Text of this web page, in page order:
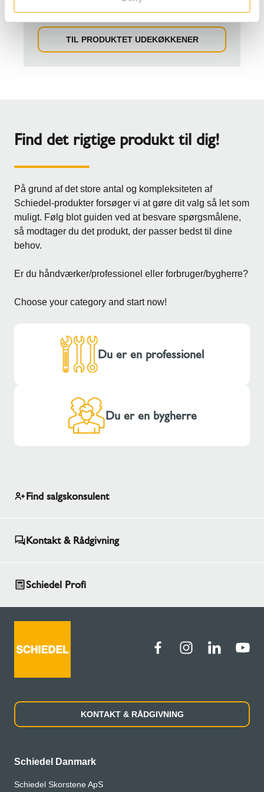
TIL PRODUKTET UDEKØKKENER
Find det rigtige produkt til dig!
På grund af det store antal og kompleksiteten af
Schiedel-produkter forsøger vi at gøre dit valg så let som
muligt. Følg blot guiden ved at besvare spørgsmålene,
så modtager du det produkt, der passer bedst til dine
behov.
Er du håndværker/professionel eller forbruger/bygherre?
Choose your category and start now!
Du er en professionel
Du er en bygherre
Find salgskonsulent
Kontakt & Rådgivning
Schiedel Profi
KONTAKT & RÅDGIVNING
Schiedel Danmark
Schiedel Skorstene ApS